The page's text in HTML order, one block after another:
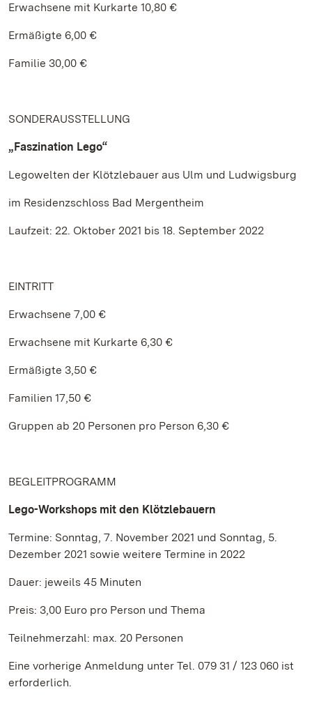
Erwachsene mit Kurkarte 10,80 €
Ermäßigte 6,00 €
Familie 30,00 €
SONDERAUSSTELLUNG
„Faszination Lego“
Legowelten der Klötzlebauer aus Ulm und Ludwigsburg
im Residenzschloss Bad Mergentheim
Laufzeit: 22. Oktober 2021 bis 18. September 2022
EINTRITT
Erwachsene 7,00 €
Erwachsene mit Kurkarte 6,30 €
Ermäßigte 3,50 €
Familien 17,50 €
Gruppen ab 20 Personen pro Person 6,30 €
BEGLEITPROGRAMM
Lego-Workshops mit den Klötzlebauern
Termine: Sonntag, 7. November 2021 und Sonntag, 5.
Dezember 2021 sowie weitere Termine in 2022
Dauer: jeweils 45 Minuten
Preis: 3,00 Euro pro Person und Thema
Teilnehmerzahl: max. 20 Personen
Eine vorherige Anmeldung unter Tel. 079 31 / 123 060 ist
erforderlich.